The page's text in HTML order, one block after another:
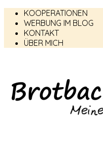
KOOPERATIONEN
WERBUNG IM BLOG
KONTAKT
ÜBER MICH